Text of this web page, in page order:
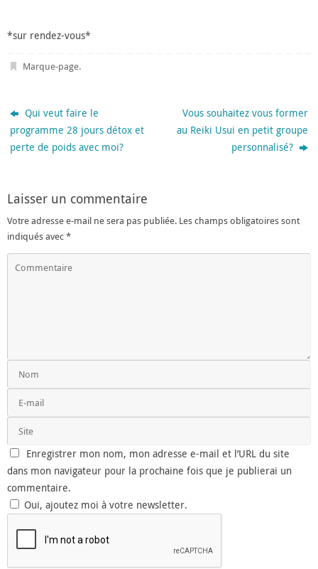
*sur rendez-vous*
Marque-page.
Qui veut faire le
programme 28 jours détox et
perte de poids avec moi?
Vous souhaitez vous former
au Reiki Usui en petit groupe
personnalisé?
Laisser un commentaire
Votre adresse e-mail ne sera pas publiée. Les champs obligatoires sont
indiqués avec*
Enregistrer mon nom, mon adresse e-mail et l’URL du site
dans mon navigateur pour la prochaine fois que je publierai un
commentaire.
Oui, ajoutez moi à votre newsletter.